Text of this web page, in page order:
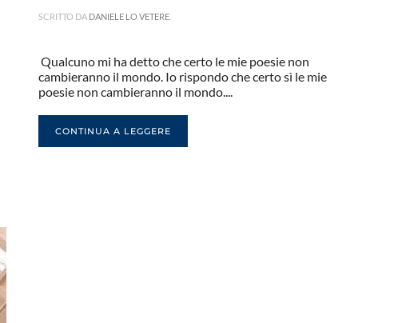
SCRITTO DA DANIELE LO VETERE.
Qualcuno mi ha detto che certo le mie poesie non
cambieranno il mondo. Io rispondo che certo sì le mie
poesie non cambieranno il mondo....
CONTINUA A LEGGERE